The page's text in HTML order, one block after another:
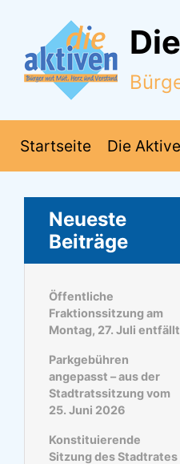
Zum Hauptinhalt springen
Startseite Die
Neueste
Beiträge
Öffentliche
Fraktionssitzung am
Montag, 27. Juli entfällt
Parkgebühren
angepasst – aus der
Stadtratssitzung vom
25. Juni 2026
Konstituierende
Sitzung des Stadtrates